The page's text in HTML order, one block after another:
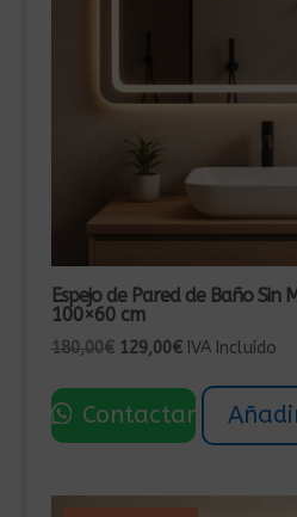
Espejo de Pared de Baño Sin
100×60 cm
180,00€ El
original
era:
129,00€El
actual
es:
IVA Incluído
Contactar